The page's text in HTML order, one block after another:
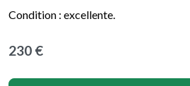
Condition : excellente.
230 €